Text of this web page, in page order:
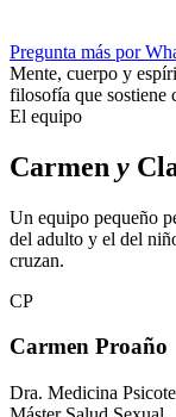
Pregunta más por
Mente, cuerpo y
filosofía que sostiene
El equipo
Carmen y
Un equipo pequeño
del adulto y el del
cruzan.
CP
Carmen Proaño
Dra. Medicina